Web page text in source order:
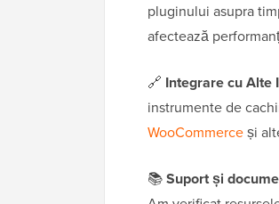
pluginului asupra
afectează
🔗 Integrare cu Alte
instrumente de
WooCommerceși
📚Suport și